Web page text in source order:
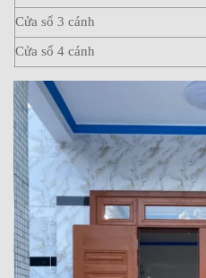
Cửa sổ 3 cánh
Cửa sổ 4 cánh